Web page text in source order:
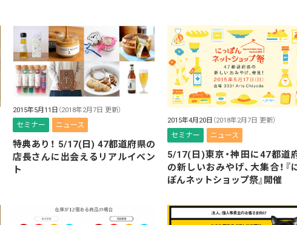
2015年5月11日 （2018年2月7日 更新）
セミナー ニュース
特典あり！ 5/17(日) 47都道府県の
店長さんに出会えるリアルイベン
ト
2015年4月20日 （2018年2月7日 更新）
セミナー ニュース
5/17(日)東京・神田に47都道
の新しいおみやげ、大集合！『
ぽんネットショップ祭』開催